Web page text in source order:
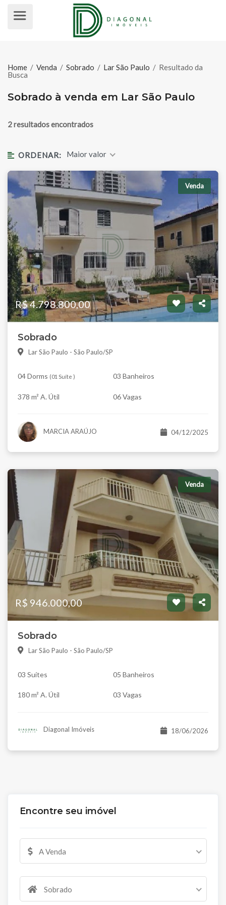
Home / Venda / Sobrado / Lar São Paulo / Resultado da
Busca
Sobrado à venda em Lar São Paulo
Encontre seu imóvel
A Venda
Sobrado
2 resultados encontrados
ORDENAR: Maior valor
Venda
R$ 4.798.800,00
Sobrado
Lar São Paulo - São Paulo/SP
04 Dorms (01 Suíte ) 03 Banheiros
378 m² A. Útil 06 Vagas
MARCIA ARAÚJO 04/12/2025
Venda
R$ 946.000,00
Sobrado
Lar São Paulo - São Paulo/SP
03 Suítes 05 Banheiros
180 m² A. Útil 03 Vagas
Diagonal Imóveis 18/06/2026